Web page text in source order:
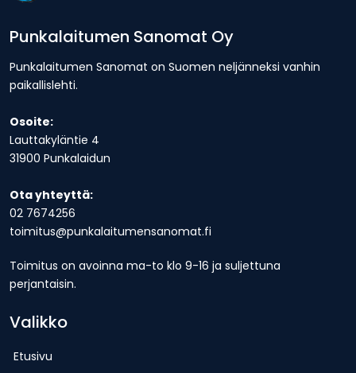
Punkalaitumen Sanomat Oy
Punkalaitumen Sanomat on Suomen neljänneksi vanhin
paikallislehti.
Osoite:
Lauttakyläntie 4
31900 Punkalaidun
Ota yhteyttä:
02 7674256
toimitus@punkalaitumensanomat.fi
Toimitus on avoinna ma-to klo 9-16 ja suljettuna
perjantaisin.
Valikko
Etusivu